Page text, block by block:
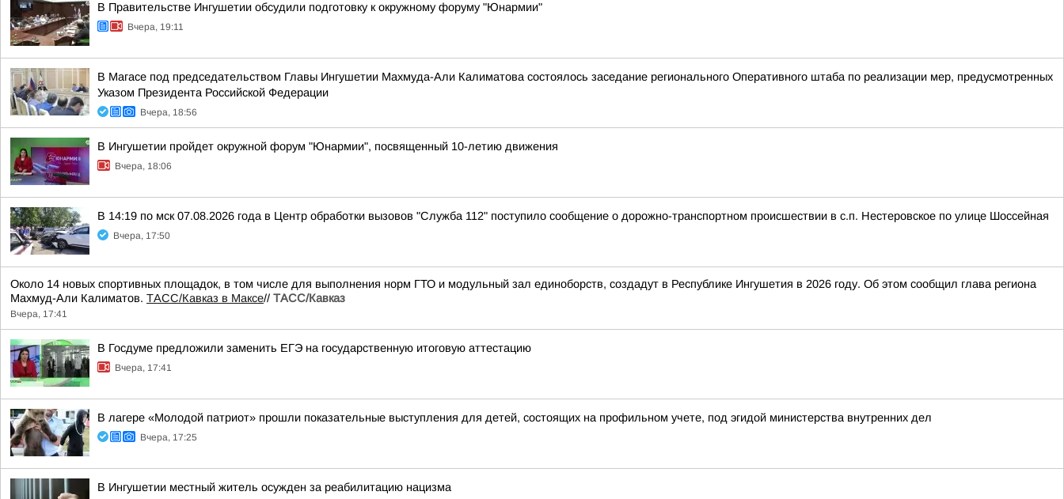
В Правительстве Ингушетии обсудили подготовку к окружному форуму "Юнармии"
Вчера, 19:11
В Магасе под председательством Главы Ингушетии Махмуда-Али Калиматова состоялось заседание регионального Оперативного штаба по реализации мер, предусмотренных
Указом Президента Российской Федерации
Вчера, 18:56
В Ингушетии пройдет окружной форум "Юнармии", посвященный 10-летию движения
Вчера, 18:06
В 14:19 по мск 07.08.2026 года в Центр обработки вызовов "Служба 112" поступило сообщение о дорожно-транспортном происшествии в с.п. Нестеровское по улице Шоссейная
Вчера, 17:50
Около 14 новых спортивных площадок, в том числе для выполнения норм ГТО и модульный зал единоборств, создадут в Республике Ингушетия в 2026 году. Об этом сообщил глава региона
Махмуд-Али Калиматов. ТАСС/Кавказ в Максе// ТАСС/Кавказ
Вчера, 17:41
В Госдуме предложили заменить ЕГЭ на государственную итоговую аттестацию
Вчера, 17:41
В лагере «Молодой патриот» прошли показательные выступления для детей, состоящих на профильном учете, под эгидой министерства внутренних дел
Вчера, 17:25
В Ингушетии местный житель осужден за реабилитацию нацизма